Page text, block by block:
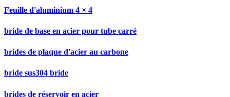
Feuille d'aluminium 4 × 4
bride de base en acier pour tube carré
brides de plaque d'acier au carbone
bride sus304 bride
brides de réservoir en acier